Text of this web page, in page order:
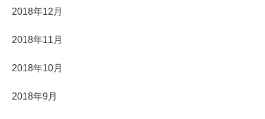
2018年12月
2018年11月
2018年10月
2018年9月